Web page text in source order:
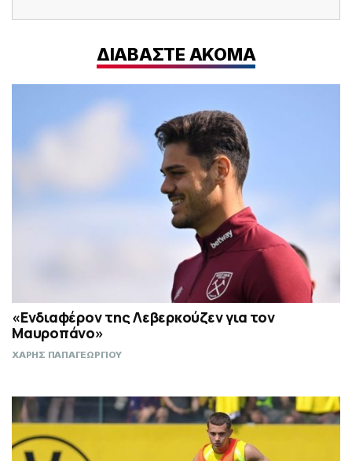
ΔΙΑΒΑΣΤΕ ΑΚΟΜΑ
«Ενδιαφέρον της Λεβερκούζεν για τον
Μαυροπάνο»
ΧΑΡΗΣ ΠΑΠΑΓΕΩΡΓΙΟΥ